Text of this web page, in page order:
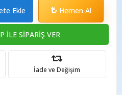
Ekle Hemen Al
İLE SİPARİŞ VER
İade ve Değişim